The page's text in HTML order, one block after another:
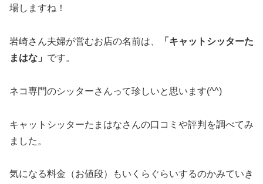
場しますね！
岩崎さん夫婦が営むお店の名前は、
「キャットシッターた
まはな」 です。
ネコ専門のシッターさんって珍しいと思います(^^)
キャットシッターたまはなさんの口コミや評判を調べてみ
ました。
気になる料金（お値段）もいくらぐらいするのかみていき